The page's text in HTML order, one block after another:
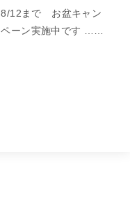
8/12まで お盆キャン
ペーン実施中です ……